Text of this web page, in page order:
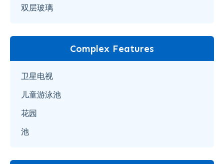
双层玻璃
Complex Features
卫星电视
儿童游泳池
花园
池